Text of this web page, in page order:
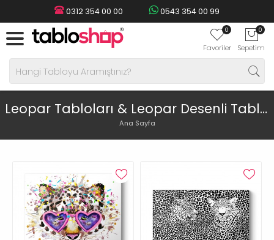
0312 354 00 00 0543 354 00 99
0
Favoriler
0
Sepetim
Leopar Tabloları & Leopar Desenli Tablolar
Ana Sayfa